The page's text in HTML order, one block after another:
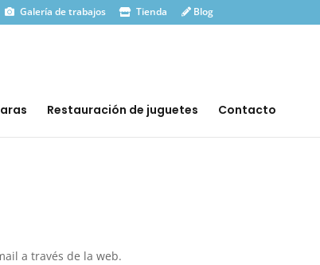
Galería de trabajos Tienda Blog
Restauración de juguetes Contacto
a través de la web.